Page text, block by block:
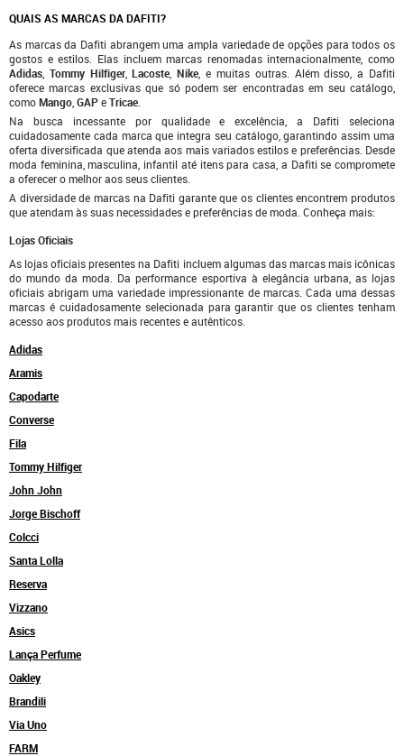
QUAIS AS MARCAS DA DAFITI?
As marcas da Dafiti abrangem uma ampla variedade de opções para todos os
gostos e estilos. Elas incluem marcas renomadas internacionalmente, como
Adidas Tommy Hilfiger,Lacoste ,Nike , e muitas outras. Além disso, a Dafiti
oferece marcas exclusivas que só podem ser encontradas em seu catálogo,
comoMango GAPeTricae
Na busca incessante por qualidade e excelência, a Dafiti seleciona
cuidadosamente cada marca que integra seu catálogo, garantindo assim uma
oferta diversificada que atenda aos mais variados estilos e preferências. Desde
moda feminina, masculina, infantil até itens para casa, a Dafiti se compromete
a oferecer o melhor aos seus clientes.
A diversidade de marcas na Dafiti garante que os clientes encontrem produtos
que atendam às suas necessidades e preferências de moda. Conheça mais:
Lojas Oficiais
As lojas oficiais presentes na Dafiti incluem algumas das marcas mais icônicas
do mundo da moda. Da performance esportiva à elegância urbana, as lojas
oficiais abrigam uma variedade impressionante de marcas. Cada uma dessas
marcas é cuidadosamente selecionada para garantir que os clientes tenham
acesso aos produtos mais recentes e autênticos.
Adidas
Aramis
Capodarte
Converse
Fila
Tommy Hilfiger
John John
Jorge Bischoff
Colcci
Santa Lolla
Reserva
Vizzano
Asics
Lança Perfume
Oakley
Brandili
Via Uno
FARM